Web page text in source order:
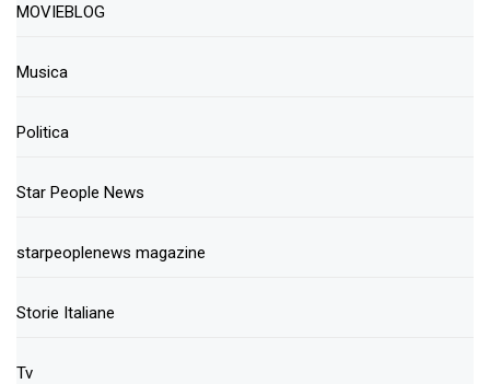
MOVIEBLOG
Musica
Politica
Star People News
starpeoplenews magazine
Storie Italiane
Tv